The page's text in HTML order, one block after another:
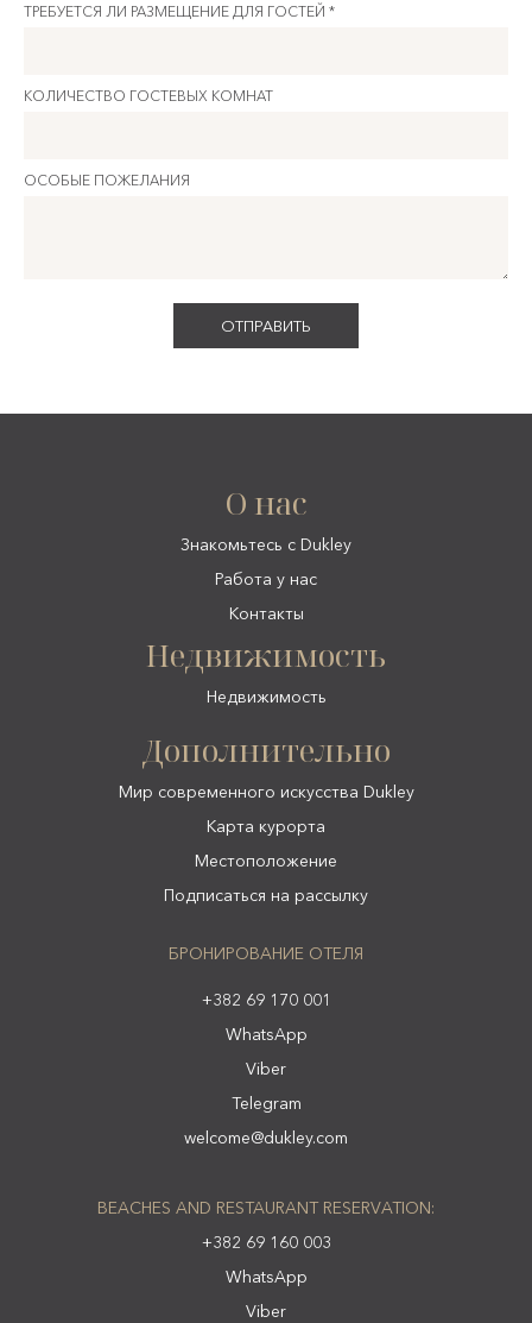
ТРЕБУЕТСЯ ЛИ РАЗМЕЩЕНИЕ ДЛЯ ГОСТЕЙ *
КОЛИЧЕСТВО ГОСТЕВЫХ КОМНАТ
ОСОБЫЕ ПОЖЕЛАНИЯ
О нас
Знакомьтесь с Dukley
Работа у нас
Контакты
Недвижимость
Недвижимость
Дополнительно
Мир современного искусства Dukley
Карта курорта
Местоположение
Подписаться на рассылку
БРОНИРОВАНИЕ ОТЕЛЯ
+382 69 170 001
WhatsApp
Viber
Telegram
welcome@dukley.com
BEACHES AND RESTAURANT RESERVATION:
+382 69 160 003
WhatsApp
Viber